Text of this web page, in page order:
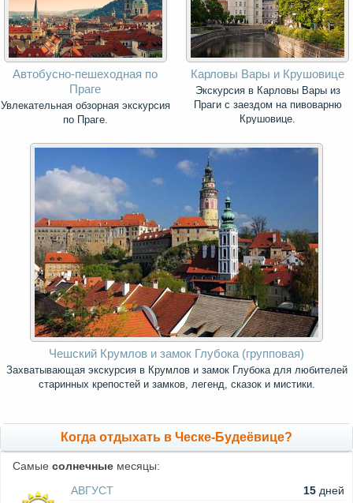
Автобусно-пешеходная по
Праге
Увлекательная обзорная экскурсия
по Праге.
Карловы Вары и Крушовице
Экскурсия в Карловы Вары из
Праги с заездом на пивоварню
Крушовице.
Чешский Крумлов и замок Глубока (групповая)
Захватывающая экскурсия в Крумлов и замок Глубока для любителей
старинных крепостей и замков, легенд, сказок и мистики.
Когда отдыхать в Ческе-Будеёвице?
Самые солнечные месяцы:
АВГУСТ
15 дней